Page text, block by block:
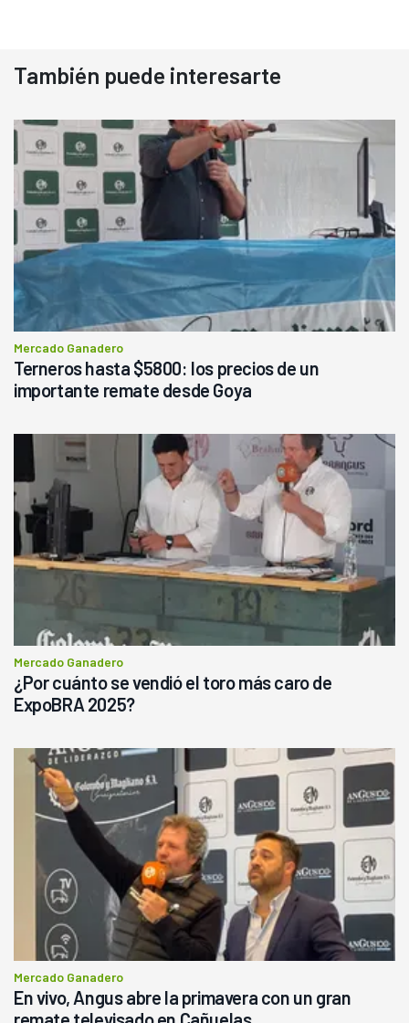
También puede interesarte
Mercado Ganadero
Terneros hasta $5800: los precios de un
importante remate desde Goya
Mercado Ganadero
¿Por cuánto se vendió el toro más caro de
ExpoBRA 2025?
Mercado Ganadero
En vivo, Angus abre la primavera con un gran